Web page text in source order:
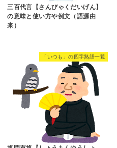
三百代言【さんびゃくだいげん】
の意味と使い方や例文（語源由
来）
「いつも」の四字熟語一覧